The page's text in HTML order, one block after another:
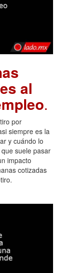
al
.
por
siempre es la
y cuándo lo
suele pasar
impacto
cotizadas